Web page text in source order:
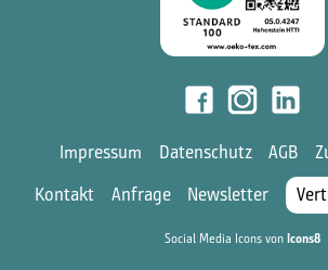
Impressum Datenschutz AGB
Kontakt
Anfrage Newsletter
Social Media Icons von Icons8